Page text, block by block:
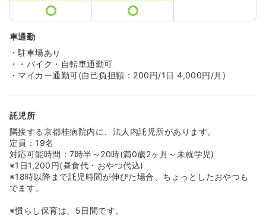
車通勤
・駐車場あり
・・バイク・自転車通勤可
・マイカー通勤可(自己負担額：200円/1日 4,000円/月)
託児所
隣接する京都桂病院内に、法人内託児所があります。
定員：19名
対応可能時間：7時半～20時(満0歳2ヶ月～未就学児)
※1日1,200円(昼食代・おやつ代込)
※18時以降まで託児時間が伸びた場合、ちょっとしたおやつも
でます。
※慣らし保育は、5日間です。